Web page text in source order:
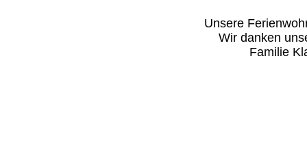
Unsere
Wir danken
Familie